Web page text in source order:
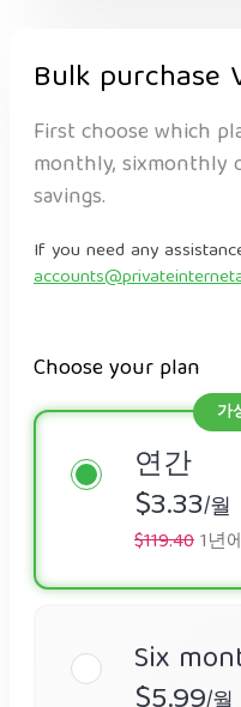
Bulk purchase
First choose which
monthly, sixmonthly
savings.
If you need any
Choose your plan
연간
$3.33/월
$119.401년
Six